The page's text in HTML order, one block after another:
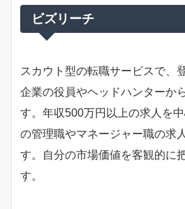
ビズリーチ
スカウト型の転職サービスで、
企業の役員やヘッドハンターか
す。年収500万円以上の求人を
の管理職やマネージャー職の求
す。自分の市場価値を客観的に
す。